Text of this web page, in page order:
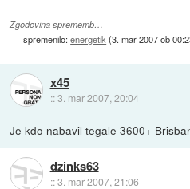
Zgodovina sprememb…
spremenilo:energetik (3. mar 2007 ob
x45
::3. mar 2007, 20:04
Je kdo nabavil tegale 3600+
dzinks63
::3. mar 2007, 21:06